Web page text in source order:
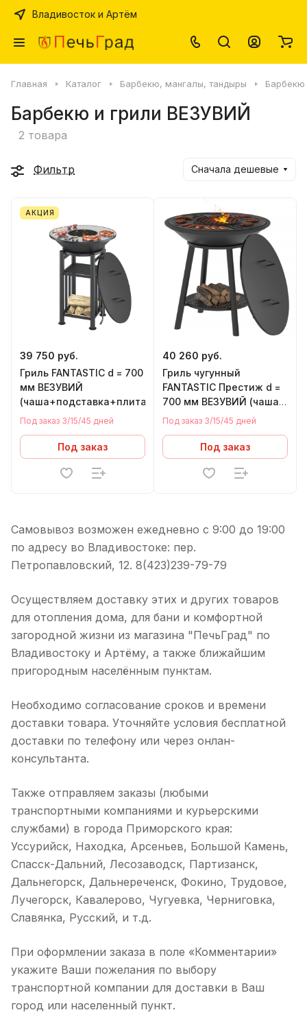
Владивосток и Артём
Главная Каталог Барбекю, мангалы, тандыры Барбекю
Барбекю и грили ВЕЗУВИЙ
2 товара
Фильтр Сначала дешевые
АКЦИЯ
39 750 руб.
Гриль FANTASTIC d = 700
мм ВЕЗУВИЙ
(чаша+подставка+плита+решетка+крышка)
Под заказ 3/15/45 дней
Под заказ
40 260 руб.
Гриль чугунный
FANTASTIC Престиж d =
700 мм ВЕЗУВИЙ (чаша
+ подставка престиж +
Под заказ 3/15/45 дней
Под заказ
Самовывоз возможен ежедневно с 9:00 до 19:00
по адресу во Владивостоке: пер.
Петропавловский, 12. 8(423)239-79-79
Осуществляем доставку этих и других товаров
для отопления дома, для бани и комфортной
загородной жизни из магазина "ПечьГрад" по
Владивостоку и Артёму, а также ближайшим
пригородным населённым пунктам.
Необходимо согласование сроков и времени
доставки товара. Уточняйте условия бесплатной
доставки по телефону или через онлан-
консультанта.
Также отправляем заказы (любыми
транспортными компаниями и курьерскими
службами) в города Приморского края:
Уссурийск, Находка, Арсеньев, Большой Камень,
Спасск-Дальний, Лесозаводск, Партизанск,
Дальнегорск, Дальнереченск, Фокино, Трудовое,
Лучегорск, Кавалерово, Чугуевка, Черниговка,
Славянка, Русский, и т.д.
При оформлении заказа в поле «Комментарии»
укажите Ваши пожелания по выбору
транспортной компании для доставки в Ваш
город или населенный пункт.